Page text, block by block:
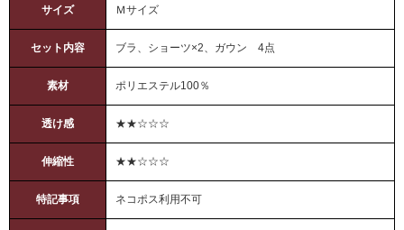
サイズ Ｍサイズ
セット内容 ブラ、ショーツ×2、ガウン 4点
素材 ポリエステル100％
透け感 ★★☆☆☆
伸縮性 ★★☆☆☆
特記事項 ネコポス利用不可